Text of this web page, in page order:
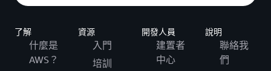
了解
什麼是
AWS？
資源
入門
培訓
開發人員
建置者
中心
說明
聯絡我
們